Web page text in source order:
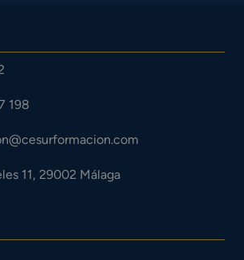
198
11, 29002 Málaga